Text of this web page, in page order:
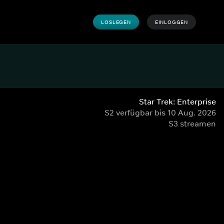
LOSLEGEN EINLOGGEN
Star Trek: Enterprise
S2 verfügbar bis 10 Aug. 2026
S3 streamen